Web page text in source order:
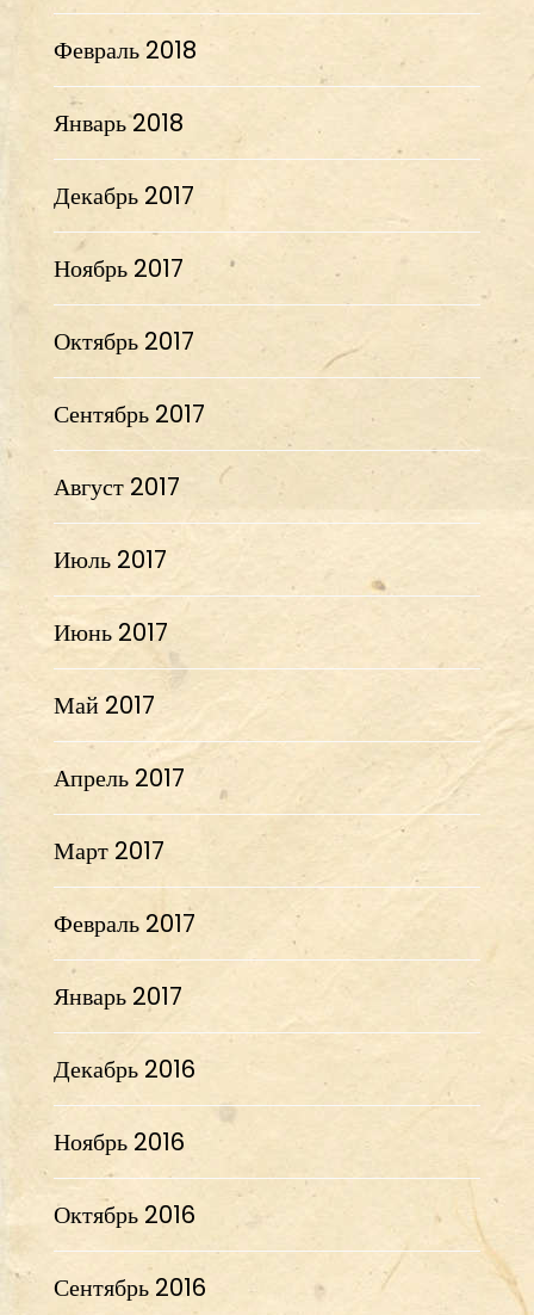
Февраль 2018
Январь 2018
Декабрь 2017
Ноябрь 2017
Октябрь 2017
Сентябрь 2017
Август 2017
Июль 2017
Июнь 2017
Май 2017
Апрель 2017
Март 2017
Февраль 2017
Январь 2017
Декабрь 2016
Ноябрь 2016
Октябрь 2016
Сентябрь 2016